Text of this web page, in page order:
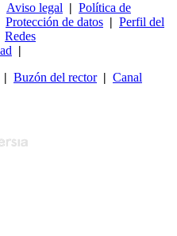
Aviso legal | Política de
Protección de datos | Perfil del
Redes
|
| Buzón del rector| Canal